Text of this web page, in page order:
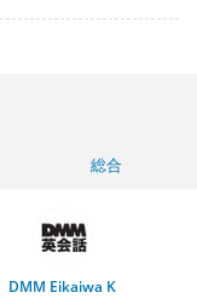
総合
DMM Eikaiwa K